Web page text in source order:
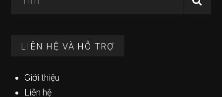
LIÊN HỆ VÀ HỖ TRỢ
Giới thiệu
Liên hệ